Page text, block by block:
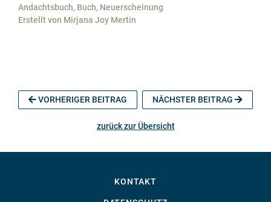
Andachtsbuch, Buch, Neuerscheinung
Erstellt von Mirjana Joy Mertin
VORHERIGER BEITRAG NÄCHSTER BEITRAG
zurück zur Übersicht
KONTAKT